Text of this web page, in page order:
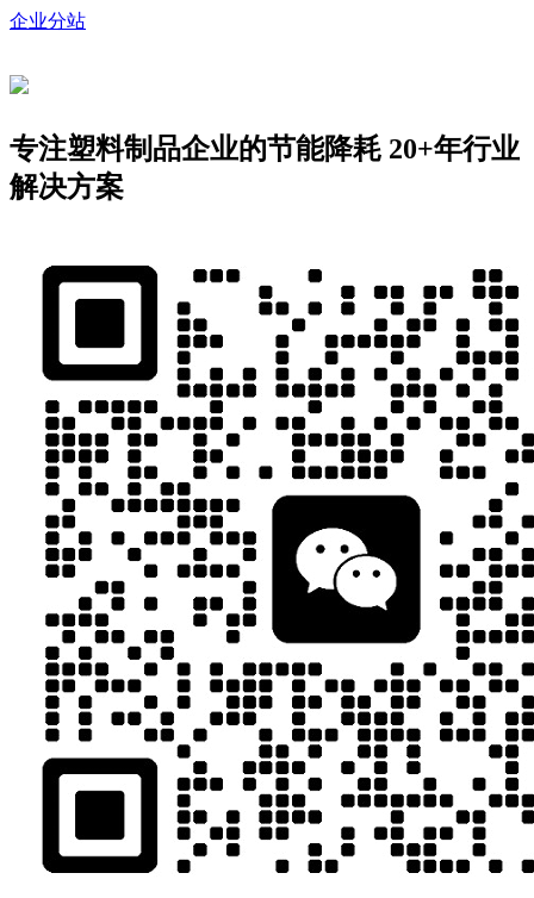
企业分站
专注塑料制品企业的节能降耗 20+年行业
解决方案